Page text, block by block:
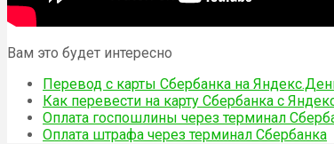
Вам это будет интересно
Перевод с карты Сбербанка на
Как перевести на карту Сбербанка с
Оплата госпошлины через терминал
Оплата штрафа через терминал Сбербанка